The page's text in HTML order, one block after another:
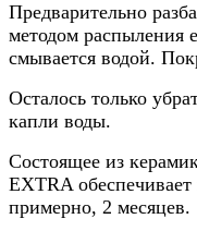
Предварительно
методом распыления
смывается водой.
Осталось только
капли воды.
Состоящее из
EXTRA
примерно, 2 месяцев.